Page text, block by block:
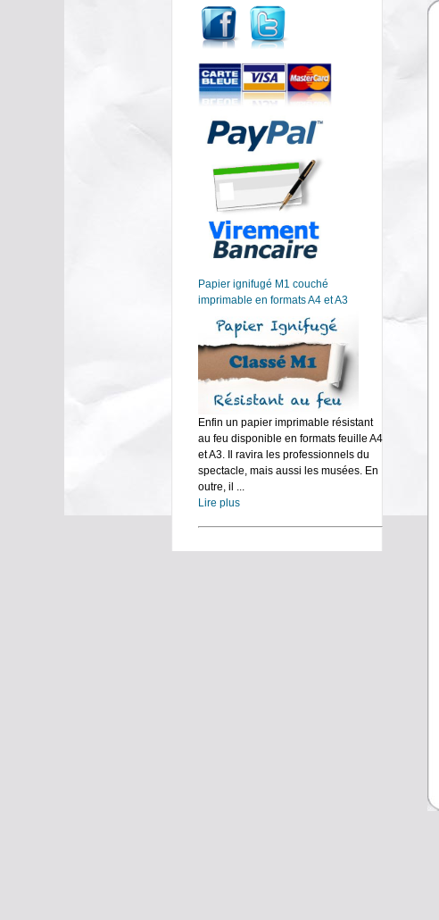
Papier ignifugé M1 couché
imprimable en formats A4 et A3
Enfin un papier imprimable résistant
au feu disponible en formats feuille A4
et A3. Il ravira les professionnels du
spectacle, mais aussi les musées. En
outre, il ...
Lire plus